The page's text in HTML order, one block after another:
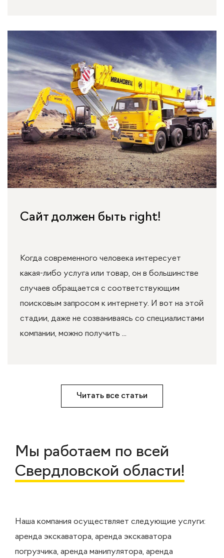
Сайт должен быть right!
Когда современного человека интересует
какая-либо услуга или товар, он в большинстве
случаев обращается с соответствующим
поисковым запросом к интернету. И вот на этой
стадии, даже не созваниваясь со специалистами
компании, можно получить ...
Читать все статьи
Мы работаем по всей
Свердловской области!
Наша компания осуществляет следующие услуги:
аренда экскаватора, аренда экскаватора
погрузчика, аренда манипулятора, аренда